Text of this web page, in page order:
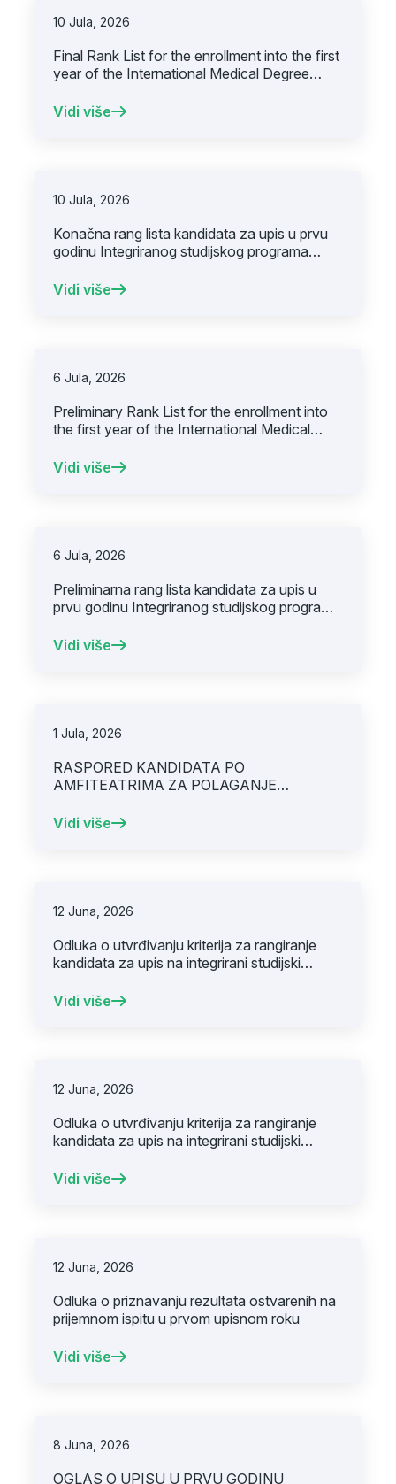
10 Jula, 2026
Final Rank List for the enrollment into the first
year of the International Medical Degree
Vidi više
10 Jula, 2026
Konačna rang lista kandidata za upis u prvu
godinu Integriranog studijskog programa
Vidi više
6 Jula, 2026
Preliminary Rank List for the enrollment into
the first year of the International Medical
Vidi više
6 Jula, 2026
Preliminarna rang lista kandidata za upis u
prvu godinu Integriranog studijskog programa
Vidi više
1 Jula, 2026
RASPORED KANDIDATA PO
AMFITEATRIMA ZA POLAGANJE
Vidi više
12 Juna, 2026
Odluka o utvrđivanju kriterija za rangiranje
kandidata za upis na integrirani studijski
Vidi više
12 Juna, 2026
Odluka o utvrđivanju kriterija za rangiranje
kandidata za upis na integrirani studijski
Vidi više
12 Juna, 2026
Odluka o priznavanju rezultata ostvarenih na
prijemnom ispitu u prvom upisnom roku
Vidi više
8 Juna, 2026
OGLAS O UPISU U PRVU GODINU